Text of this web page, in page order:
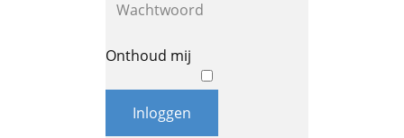
Onthoud mij
Inloggen